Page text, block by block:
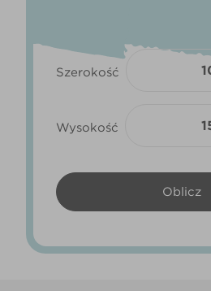
Szerokość
Wysokość